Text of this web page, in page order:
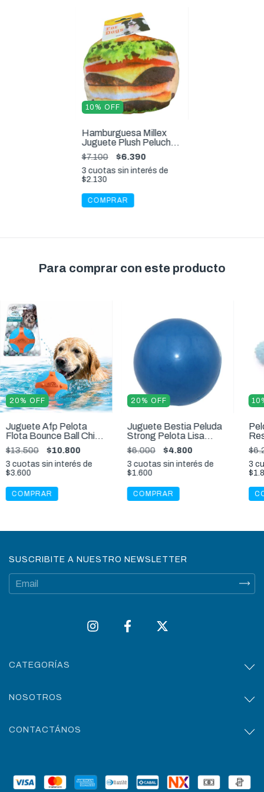
10% OFF
Hamburguesa Millex
Juguete Plush Peluche
con Chifle 14 Cm
$7.100 $6.390
3 cuotas sin interés de
$2.130
COMPRAR
Para comprar con este producto
20% OFF
Juguete Afp Pelota
Flota Bounce Ball Chifle
Alto Rebote Perros S
$13.500 $10.800
3 cuotas sin interés de
$3.600
COMPRAR
20% OFF
Juguete Bestia Peluda
Strong Pelota Lisa
Resistente S
$6.000 $4.800
3 cuotas sin interés de
$1.600
COMPRAR
10
3
SUSCRIBITE A NUESTRO NEWSLETTER
CATEGORÍAS
NOSOTROS
CONTACTÁNOS